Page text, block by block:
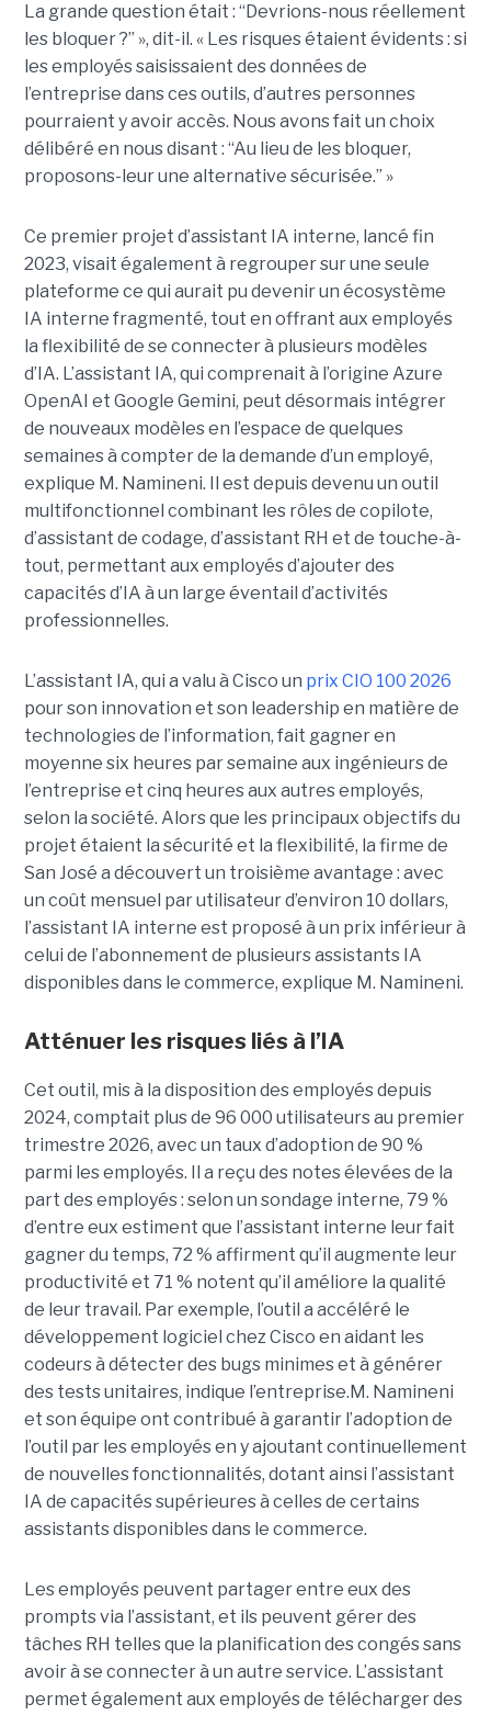
La grande question était : “Devrions-nous réellement
les bloquer ?” », dit-il. « Les risques étaient évidents : si
les employés saisissaient des données de
l’entreprise dans ces outils, d’autres personnes
pourraient y avoir accès. Nous avons fait un choix
délibéré en nous disant : “Au lieu de les bloquer,
proposons-leur une alternative sécurisée.” »
Ce premier projet d’assistant IA interne, lancé fin
2023, visait également à regrouper sur une seule
plateforme ce qui aurait pu devenir un écosystème
IA interne fragmenté, tout en offrant aux employés
la flexibilité de se connecter à plusieurs modèles
d’IA. L’assistant IA, qui comprenait à l’origine Azure
OpenAI et Google Gemini, peut désormais intégrer
de nouveaux modèles en l’espace de quelques
semaines à compter de la demande d’un employé,
explique M. Namineni. Il est depuis devenu un outil
multifonctionnel combinant les rôles de copilote,
d’assistant de codage, d’assistant RH et de touche-à-
tout, permettant aux employés d’ajouter des
capacités d’IA à un large éventail d’activités
professionnelles.
L’assistant IA, qui a valu à Cisco un prix CIO 100 2026
pour son innovation et son leadership en matière de
technologies de l’information, fait gagner en
moyenne six heures par semaine aux ingénieurs de
l’entreprise et cinq heures aux autres employés,
selon la société. Alors que les principaux objectifs du
projet étaient la sécurité et la flexibilité, la firme de
San José a découvert un troisième avantage : avec
un coût mensuel par utilisateur d’environ 10 dollars,
l’assistant IA interne est proposé à un prix inférieur à
celui de l’abonnement de plusieurs assistants IA
disponibles dans le commerce, explique M. Namineni.
Atténuer les risques liés à l’IA
Cet outil, mis à la disposition des employés depuis
2024, comptait plus de 96 000 utilisateurs au premier
trimestre 2026, avec un taux d’adoption de 90 %
parmi les employés. Il a reçu des notes élevées de la
part des employés : selon un sondage interne, 79 %
d’entre eux estiment que l’assistant interne leur fait
gagner du temps, 72 % affirment qu’il augmente leur
productivité et 71 % notent qu’il améliore la qualité
de leur travail. Par exemple, l’outil a accéléré le
développement logiciel chez Cisco en aidant les
codeurs à détecter des bugs minimes et à générer
des tests unitaires, indique l’entreprise. M. Namineni
et son équipe ont contribué à garantir l’adoption de
l’outil par les employés en y ajoutant continuellement
de nouvelles fonctionnalités, dotant ainsi l’assistant
IA de capacités supérieures à celles de certains
assistants disponibles dans le commerce.
Les employés peuvent partager entre eux des
prompts via l’assistant, et ils peuvent gérer des
tâches RH telles que la planification des congés sans
avoir à se connecter à un autre service. L’assistant
permet également aux employés de télécharger des